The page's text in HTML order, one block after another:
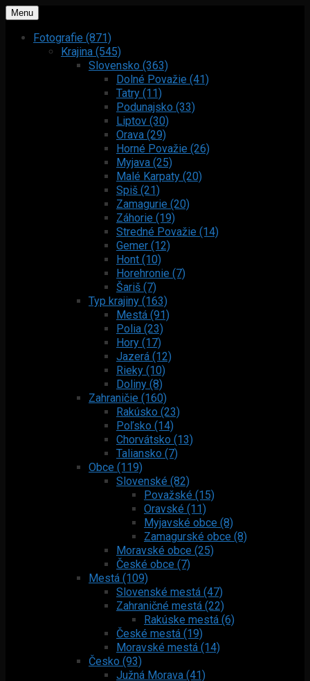
Menu
Fotografie (871)
Krajina (545)
Slovensko (363)
Dolné Považie (41)
Tatry (11)
Podunajsko (33)
Liptov (30)
Orava (29)
Horné Považie (26)
Myjava (25)
Malé Karpaty (20)
Spiš (21)
Zamagurie (20)
Záhorie (19)
Stredné Považie (14)
Gemer (12)
Hont (10)
Horehronie (7)
Šariš (7)
Typ krajiny (163)
Mestá (91)
Polia (23)
Hory (17)
Jazerá (12)
Rieky (10)
Doliny (8)
Zahraničie (160)
Rakúsko (23)
Poľsko (14)
Chorvátsko (13)
Taliansko (7)
Obce (119)
Slovenské (82)
Považské (15)
Oravské (11)
Myjavské obce (8)
Zamagurské obce (8)
Moravské obce (25)
České obce (7)
Mestá (109)
Slovenské mestá (47)
Zahraničné mestá (22)
Rakúske mestá (6)
České mestá (19)
Moravské mestá (14)
Česko (93)
Južná Morava (41)